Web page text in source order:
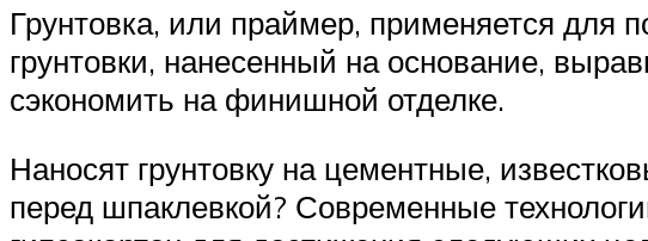
Грунтовка, или праймер, применяется
грунтовки, нанесенный на основание,
сэкономить на финишной отделке.
Наносят грунтовку на цементные,
перед шпаклевкой? Современные